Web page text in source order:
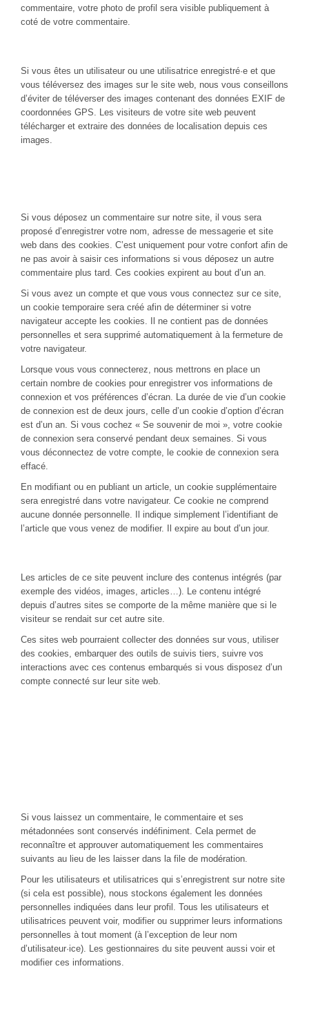
commentaire, votre photo de profil sera visible publiquement à
coté de votre commentaire.
Si vous êtes un utilisateur ou une utilisatrice enregistré·e et que
vous téléversez des images sur le site web, nous vous conseillons
d’éviter de téléverser des images contenant des données EXIF de
coordonnées GPS. Les visiteurs de votre site web peuvent
télécharger et extraire des données de localisation depuis ces
images.
Si vous déposez un commentaire sur notre site, il vous sera
proposé d’enregistrer votre nom, adresse de messagerie et site
web dans des cookies. C’est uniquement pour votre confort afin de
ne pas avoir à saisir ces informations si vous déposez un autre
commentaire plus tard. Ces cookies expirent au bout d’un an.
Si vous avez un compte et que vous vous connectez sur ce site,
un cookie temporaire sera créé afin de déterminer si votre
navigateur accepte les cookies. Il ne contient pas de données
personnelles et sera supprimé automatiquement à la fermeture de
votre navigateur.
Lorsque vous vous connecterez, nous mettrons en place un
certain nombre de cookies pour enregistrer vos informations de
connexion et vos préférences d’écran. La durée de vie d’un cookie
de connexion est de deux jours, celle d’un cookie d’option d’écran
est d’un an. Si vous cochez « Se souvenir de moi », votre cookie
de connexion sera conservé pendant deux semaines. Si vous
vous déconnectez de votre compte, le cookie de connexion sera
effacé.
En modifiant ou en publiant un article, un cookie supplémentaire
sera enregistré dans votre navigateur. Ce cookie ne comprend
aucune donnée personnelle. Il indique simplement l’identifiant de
l’article que vous venez de modifier. Il expire au bout d’un jour.
Les articles de ce site peuvent inclure des contenus intégrés (par
exemple des vidéos, images, articles…). Le contenu intégré
depuis d’autres sites se comporte de la même manière que si le
visiteur se rendait sur cet autre site.
Ces sites web pourraient collecter des données sur vous, utiliser
des cookies, embarquer des outils de suivis tiers, suivre vos
interactions avec ces contenus embarqués si vous disposez d’un
compte connecté sur leur site web.
Si vous laissez un commentaire, le commentaire et ses
métadonnées sont conservés indéfiniment. Cela permet de
reconnaître et approuver automatiquement les commentaires
suivants au lieu de les laisser dans la file de modération.
Pour les utilisateurs et utilisatrices qui s’enregistrent sur notre site
(si cela est possible), nous stockons également les données
personnelles indiquées dans leur profil. Tous les utilisateurs et
utilisatrices peuvent voir, modifier ou supprimer leurs informations
personnelles à tout moment (à l’exception de leur nom
d’utilisateur·ice). Les gestionnaires du site peuvent aussi voir et
modifier ces informations.